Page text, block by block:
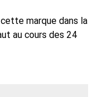
marque dans la
au cours des 24